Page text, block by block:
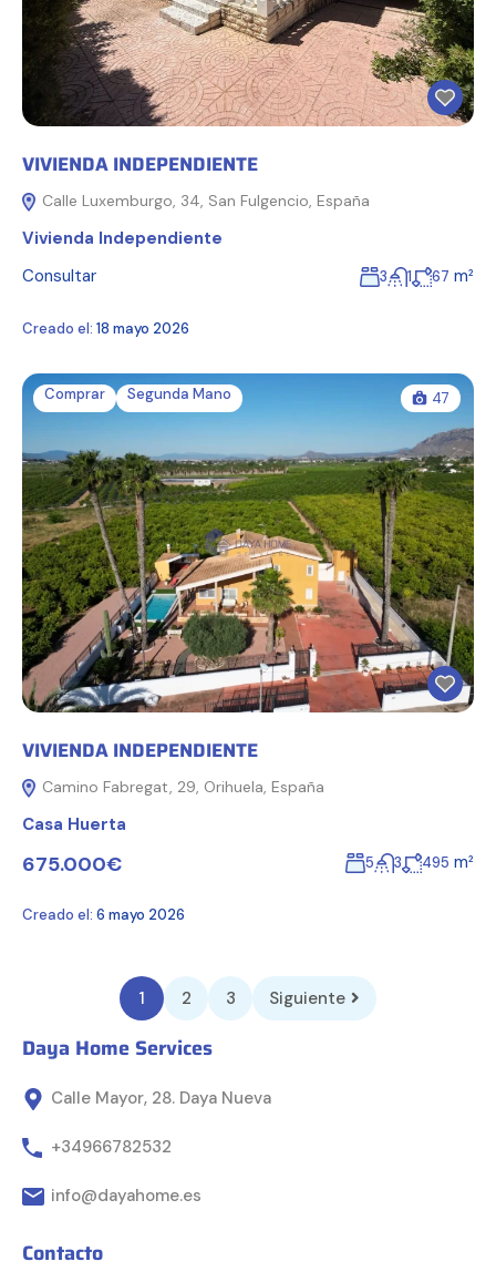
VIVIENDA INDEPENDIENTE
Calle Luxemburgo, 34, San Fulgencio, España
Vivienda Independiente
Consultar
3 1 67 m²
Creado el: 18 mayo 2026
Comprar Segunda Mano 47
VIVIENDA INDEPENDIENTE
Camino Fabregat, 29, Orihuela, España
Casa Huerta
675.000€ 5 3 495 m²
Creado el: 6 mayo 2026
1 2 3 Siguiente
Daya Home Services
Calle Mayor, 28. Daya Nueva
+34966782532
info@dayahome.es
Contacto